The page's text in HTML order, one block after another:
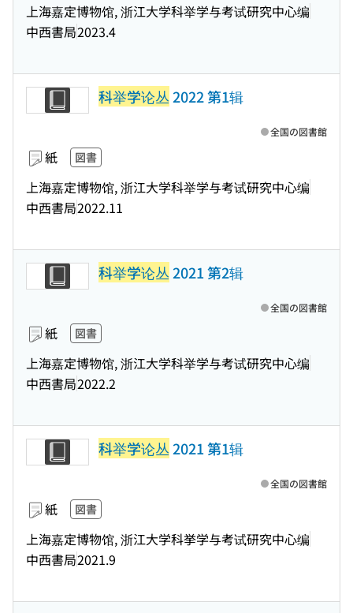
上海嘉定博物馆, 浙江大学科举学与考试研究中心编
中西書局2023.4
科举学论丛2022 第1辑
紙 図書
上海嘉定博物馆, 浙江大学科举学与考试研究中心编
中西書局2022.11
全国の図書館
科举学论丛2021 第2辑
紙 図書
上海嘉定博物馆, 浙江大学科举学与考试研究中心编
中西書局2022.2
全国の図書館
科举学论丛2021 第1辑
紙 図書
上海嘉定博物馆, 浙江大学科挙学与考试研究中心编
中西書局2021.9
全国の図書館